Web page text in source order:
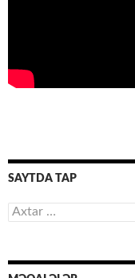
SAYTDA TAP
Axtarış: